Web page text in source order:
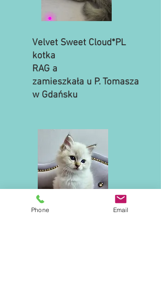
Velvet Sweet Cloud*PL
kotka
RAG a
zamieszkała u P. Tomasza
w Gdańsku
Phone Email